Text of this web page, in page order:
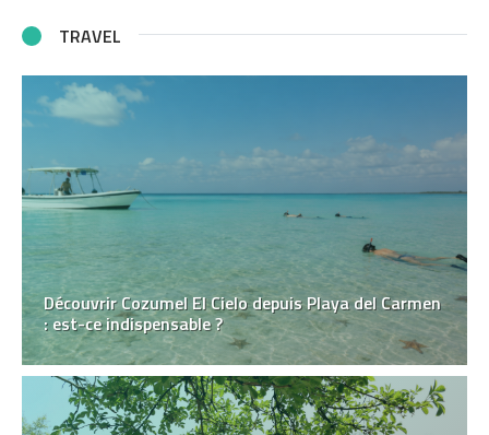
TRAVEL
Découvrir Cozumel El Cielo depuis Playa del Carmen
: est-ce indispensable ?